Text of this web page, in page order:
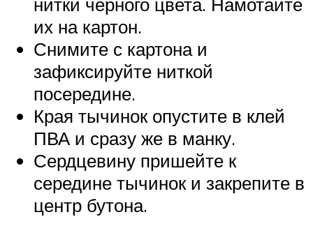
их на картон.
Снимите с картона и
зафиксируйте ниткой
посередине.
Края тычинок опустите в клей
ПВА и сразу же в манку.
Сердцевину пришейте к
середине тычинок и закрепите в
центр бутона.